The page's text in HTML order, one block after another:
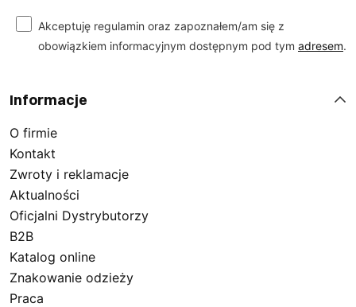
Akceptuję regulamin oraz zapoznałem/am się z
obowiązkiem informacyjnym dostępnym pod tym adresem.
Informacje
O firmie
Kontakt
Zwroty i reklamacje
Aktualności
Oficjalni Dystrybutorzy
B2B
Katalog online
Znakowanie odzieży
Praca